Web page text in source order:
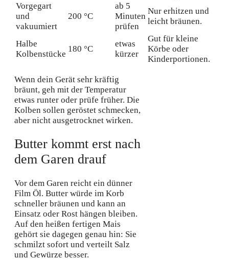
Vorgegart
und
vakuumiert
200 °C
ab 5
Minuten
prüfen
Nur erhitzen und
leicht bräunen.
Halbe
Kolbenstücke
180 °C
etwas
kürzer
Gut für kleine
Körbe oder
Kinderportionen.
Wenn dein Gerät sehr kräftig
bräunt, geh mit der Temperatur
etwas runter oder prüfe früher. Die
Kolben sollen geröstet schmecken,
aber nicht ausgetrocknet wirken.
Butter kommt erst nach
dem Garen drauf
Vor dem Garen reicht ein dünner
Film Öl. Butter würde im Korb
schneller bräunen und kann an
Einsatz oder Rost hängen bleiben.
Auf den heißen fertigen Mais
gehört sie dagegen genau hin: Sie
schmilzt sofort und verteilt Salz
und Gewürze besser.